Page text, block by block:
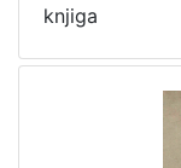
knjiga